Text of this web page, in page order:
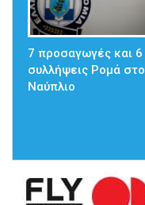
7 προσαγωγές και 6
συλλήψεις Ρομά στο
Ναύπλιο